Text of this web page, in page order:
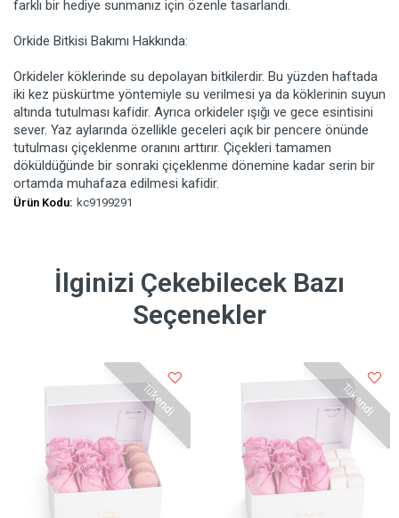
farklı bir hediye sunmanız için özenle tasarlandı.
Orkide Bitkisi Bakımı Hakkında:
Orkideler köklerinde su depolayan bitkilerdir. Bu yüzden haftada
iki kez püskürtme yöntemiyle su verilmesi ya da köklerinin suyun
altında tutulması kafidir. Ayrıca orkideler ışığı ve gece esintisini
sever. Yaz aylarında özellikle geceleri açık bir pencere önünde
tutulması çiçeklenme oranını arttırır. Çiçekleri tamamen
döküldüğünde bir sonraki çiçeklenme dönemine kadar serin bir
ortamda muhafaza edilmesi kafidir.
Ürün Kodu: kc9199291
İlginizi Çekebilecek Bazı
Seçenekler
Tükendi Tükendi